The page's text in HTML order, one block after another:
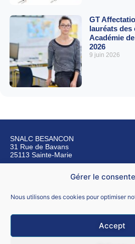
Gérer le
Nous utilisons des cookies pour optimiser
Accept
GT
lauréats des
Académie
2026
9 juin 2026
SNALC BESANCON
31 Rue de Bavans
25113 Sainte-Marie